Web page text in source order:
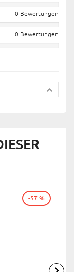
0 Bewertungen
0 Bewertungen
-57 %